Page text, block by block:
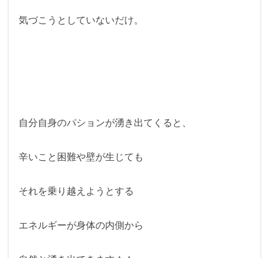
気づこうとしていないだけ。
自分自身のパションが湧き出てくると、
辛いこと困難や壁が生じても
それを乗り越えようとする
エネルギーが身体の内側から